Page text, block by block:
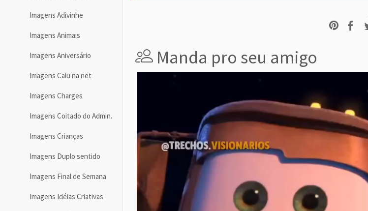
Imagens Adivinhe
Imagens Animais
Imagens Aniversário
Imagens Caiu na net
Imagens Charges
Imagens Coitado do Admin.
Imagens Crianças
Imagens Duplo sentido
Imagens Final de Semana
Imagens Idéias Criativas
Manda pro seu amigo